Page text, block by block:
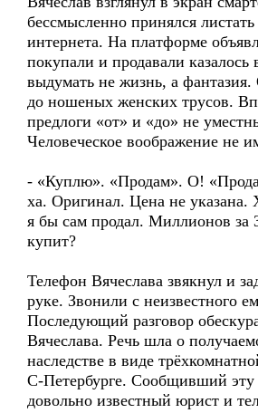
бессмысленно принялся
интернета. На платформе
покупали и продавали казалось
выдумать не жизнь, а
до ношеных женских трусов.
предлоги «от» и «до» не
Человеческое воображение не
- «Куплю». «Продам». О!
ха. Оригинал. Цена не указана.
я бы сам продал. Миллионов за
купит?
Телефон Вячеслава звякнул и
руке. Звонили с неизвестного
Последующий разговор
Вячеслава. Речь шла о
наследстве в виде
С-Петербурге. Сообщивший эту
довольно известный юрист и